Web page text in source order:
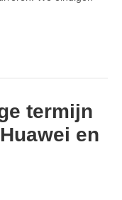
termijn
en